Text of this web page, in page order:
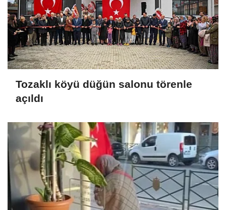
Tozaklı köyü düğün salonu törenle
açıldı